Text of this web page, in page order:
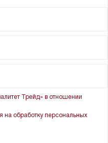
Трейд» в отношении
на обработку персональных